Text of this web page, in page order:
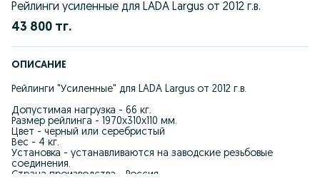
Рейлинги усиленные для LADA Largus от 2012 г.в.
43 800 тг.
ОПИСАНИЕ
Рейлинги "Усиленные" для LADA Largus от 2012 г.в.
Допустимая нагрузка - 66 кг.
Размер рейлинга - 1970х310х110 мм.
Цвет - черный или серебристый
Вес - 4 кг.
Установка - устанавливаются на заводские резьбовые
соединения.
Страна производства - Россия.